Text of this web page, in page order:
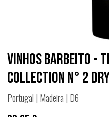
Vinhos Barbeito -
Collection n° 2
Portugal | Madeira | D6